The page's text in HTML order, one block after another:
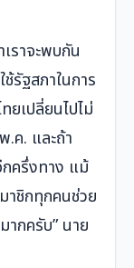
ราจะพบกัน
รัฐสภาในการ
ยเปลี่ยนไปไม่
ค. และถ้า
กครึ่งทาง แม้
าชิกทุกคนช่วย
กครับ” นาย